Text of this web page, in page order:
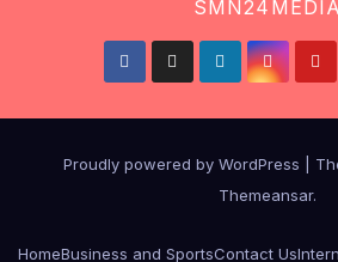
SMN24MEDIA
Proudly powered by WordPress
Themeansar.
HomeBusiness and SportsContact Us